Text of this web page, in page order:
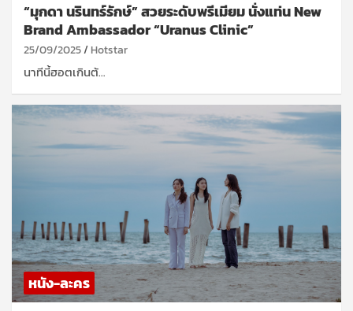
“มุกดา นรินทร์รักษ์” สวยระดับพรีเมียม นั่งแท่น New
Brand Ambassador “Uranus Clinic”
25/09/2025 Hotstar
นาทีนี้ฮอตเกินต้…
หนัง-ละคร